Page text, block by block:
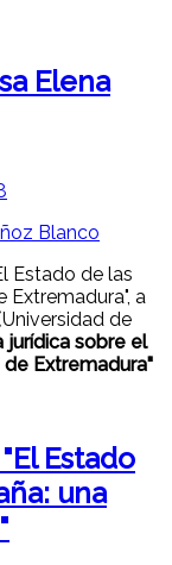
Elena
Estado de las
Extremadura", a
de
jurídica sobre el
Extremadura"
Estado
una